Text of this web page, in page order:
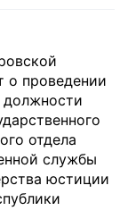
о проведении
должности
отдела
службы
юстиции